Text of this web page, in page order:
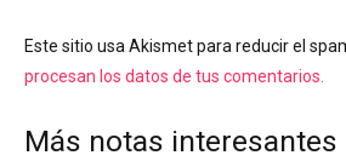
Este sitio usa Akismet para reducir el
procesan los datos de tus comentarios.
Más notas interesantes